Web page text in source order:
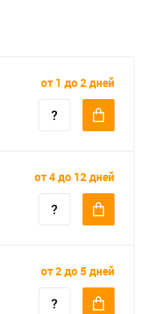
от 1 до 2 дней
от 4 до 12 дней
от 2 до 5 дней